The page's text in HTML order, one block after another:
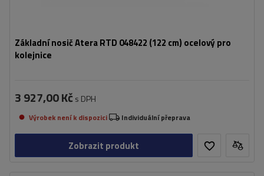
Základní nosič Atera RTD 048422 (122 cm) ocelový pro
kolejnice
3 927,00 Kč s DPH
Výrobek není k dispozici Individuální přeprava
Zobrazit produkt